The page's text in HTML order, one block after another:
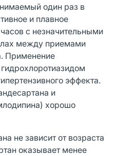
один раз в
и плавное
с незначительными
между приемами
Применение
эффекта.
и
хорошо
не зависит от возраста
оказывает менее